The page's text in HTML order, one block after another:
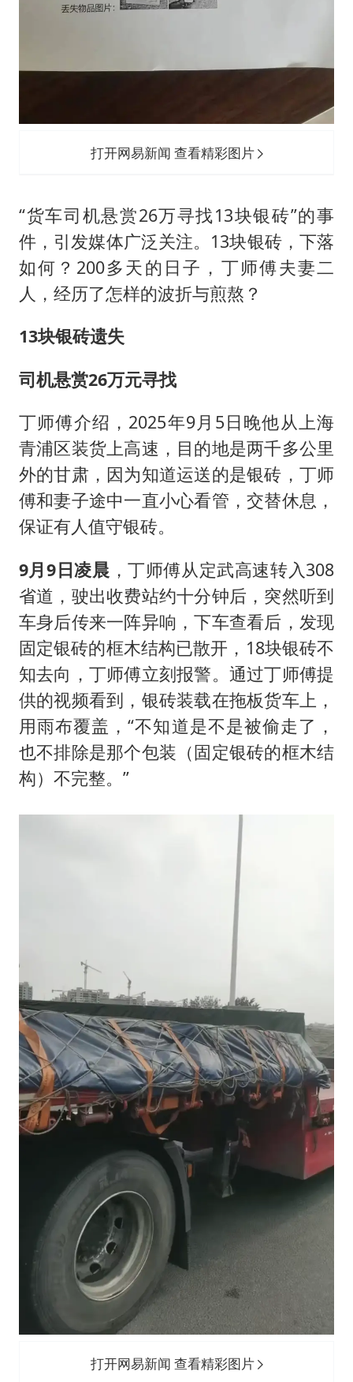
打开网易新闻 查看精彩图片
“货车司机悬赏26万寻找13块银砖”的事
件，引发媒体广泛关注。13块银砖，下落
如何？200多天的日子，丁师傅夫妻二
人，经历了怎样的波折与煎熬？
13块银砖遗失
司机悬赏26万元寻找
丁师傅介绍，2025年9月5日晚他从上海
青浦区装货上高速，目的地是两千多公里
外的甘肃，因为知道运送的是银砖，丁师
傅和妻子途中一直小心看管，交替休息，
保证有人值守银砖。
9月9日凌晨 ，丁师傅从定武高速转入308
省道，驶出收费站约十分钟后，突然听到
车身后传来一阵异响，下车查看后，发现
固定银砖的框木结构已散开，18块银砖不
知去向，丁师傅立刻报警。通过丁师傅提
供的视频看到，银砖装载在拖板货车上，
用雨布覆盖，“不知道是不是被偷走了，
也不排除是那个包装（固定银砖的框木结
构）不完整。”
打开网易新闻 查看精彩图片